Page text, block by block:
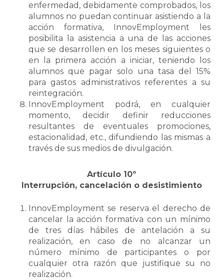
enfermedad, debidamente comprobados, los
alumnos no puedan continuar asistiendo a la
acción formativa, InnovEmployment les
posibilita la asistencia a una de las acciones
que se desarrollen en los meses siguientes o
en la primera acción a iniciar, teniendo los
alumnos que pagar solo una tasa del 15%
para gastos administrativos referentes a su
reintegración.
InnovEmployment podrá, en cualquier
momento, decidir definir reducciones
resultantes de eventuales promociones,
estacionalidad, etc., difundiendo las mismas a
través de sus medios de divulgación.
Artículo 10º
Interrupción, cancelación o desistimiento
InnovEmployment se reserva el derecho de
cancelar la acción formativa con un mínimo
de tres días hábiles de antelación a su
realización, en caso de no alcanzar un
número mínimo de participantes o por
cualquier otra razón que justifique su no
realización.